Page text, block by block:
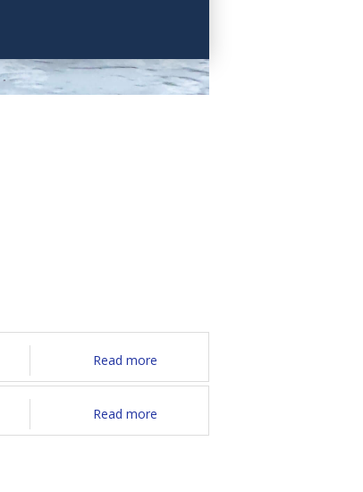
Read more
Read more